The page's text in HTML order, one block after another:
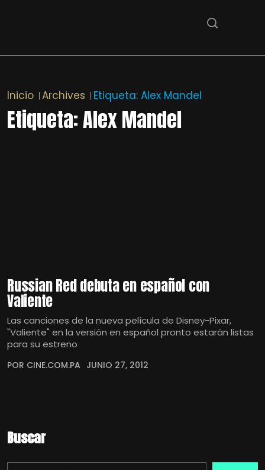
Inicio Archives Etiqueta: Alex Mandel
Etiqueta:Alex Mandel
Russian Red debuta en español con
Valiente
Las canciones de la nueva película de Disney-Pixar,
"Valiente" en la versión en español pronto estarán listas
para su estreno
POR CINE.COM.PA JUNIO 27, 2012
Buscar